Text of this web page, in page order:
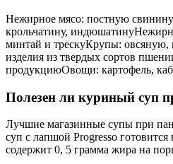
Нежирное мясо: постную
крольчатину,
минтай и трескуКрупы:
изделия из твердых сортов
продукциюОвощи: картофель,
Полезен ли куриный суп
Лучшие магазинные супы при
суп с лапшой Progresso
содержит 0, 5 грамма жира на